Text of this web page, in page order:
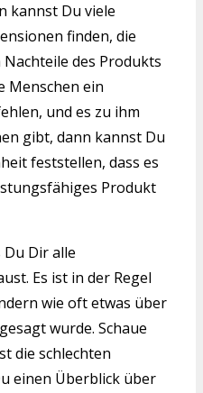
kannst Du viele
finden, die
des Produkts
Menschen ein
und es zu ihm
gibt, dann kannst Du
feststellen, dass es
Produkt
Du Dir alle
Es ist in der Regel
wie oft etwas über
wurde. Schaue
die schlechten
einen Überblick über